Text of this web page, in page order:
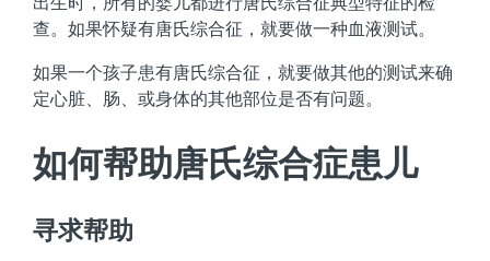
查。如果怀疑有唐氏综合征，就要做一种血液测试。
如果一个孩子患有唐氏综合征，就要做其他的测试来确
定心脏、肠、或身体的其他部位是否有问题。
如何帮助唐氏综合症患儿
寻求帮助